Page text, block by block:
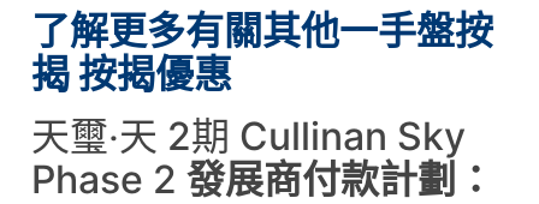
了解更多有關其他一手盤按
揭 按揭優惠
天璽‧天 2期 Cullinan Sky
Phase 2發展商付款計劃：